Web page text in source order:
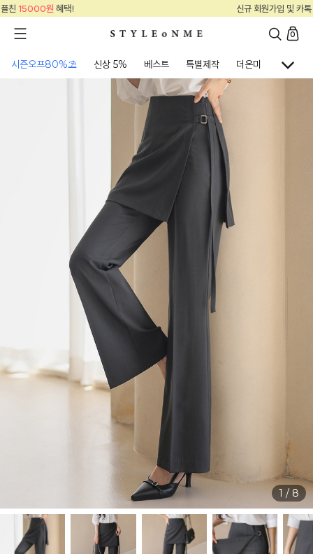
신규 회원가입 및 카톡 플친
0
시즌오프80%⛱ 신상 5% 베스트 특별제작 더온미 골프웨어
1 / 8